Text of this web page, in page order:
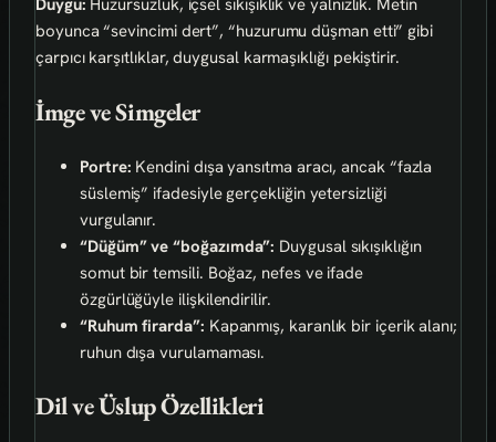
Duygu: Huzursuzluk, içsel sıkışıklık ve yalnızlık. Metin
boyunca “sevincimi dert”, “huzurumu düşman etti” gibi
çarpıcı karşıtlıklar, duygusal karmaşıklığı pekiştirir.
İmge ve Simgeler
Portre: Kendini dışa yansıtma aracı, ancak “fazla
süslemiş” ifadesiyle gerçekliğin yetersizliği
vurgulanır.
“Düğüm” ve “boğazımda”: Duygusal sıkışıklığın
somut bir temsili. Boğaz, nefes ve ifade
özgürlüğüyle ilişkilendirilir.
“Ruhum firarda”: Kapanmış, karanlık bir içerik alanı;
ruhun dışa vurulamaması.
Dil ve Üslup Özellikleri